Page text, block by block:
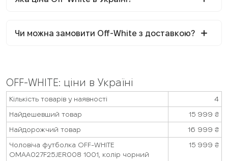
Чи можна замовити Off-White з доставкою?
OFF-WHITE: ціни в Україні
Кількість товарів у наявності 4
Найдешевший товар 15 999 ₴
Найдорожчий товар 16 999 ₴
Чоловіча футболка OFF-WHITE
OMAA027F25JER008 1001, колір чорний
15 999 ₴